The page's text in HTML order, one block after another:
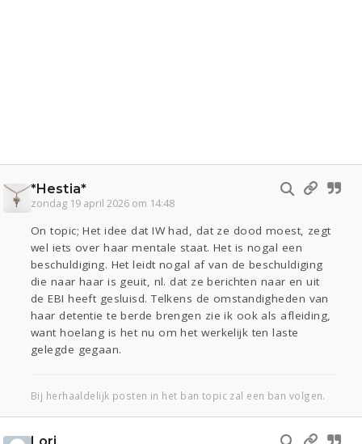
*Hestia*
zondag 19 april 2026 om 14:48
On topic; Het idee dat IW had, dat ze dood moest, zegt
wel iets over haar mentale staat. Het is nogal een
beschuldiging. Het leidt nogal af van de beschuldiging
die naar haar is geuit, nl. dat ze berichten naar en uit
de EBI heeft gesluisd. Telkens de omstandigheden van
haar detentie te berde brengen zie ik ook als afleiding,
want hoelang is het nu om het werkelijk ten laste
gelegde gegaan.
Bij herhaaldelijk posten in het ban topic zal een ban volgen.